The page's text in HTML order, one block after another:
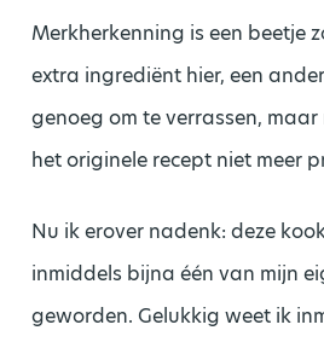
Merkherkenning is een beetje
extra ingrediënt hier, een
genoeg om te verrassen,
het originele recept niet meer
Nu ik erover nadenk: deze
inmiddels bijna één van mijn
geworden. Gelukkig weet ik